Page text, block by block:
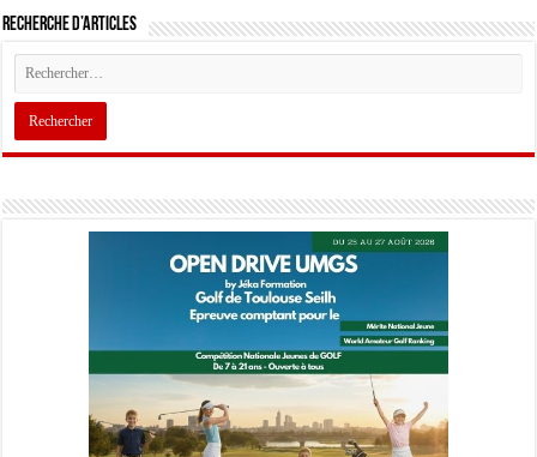
Recherche d’articles